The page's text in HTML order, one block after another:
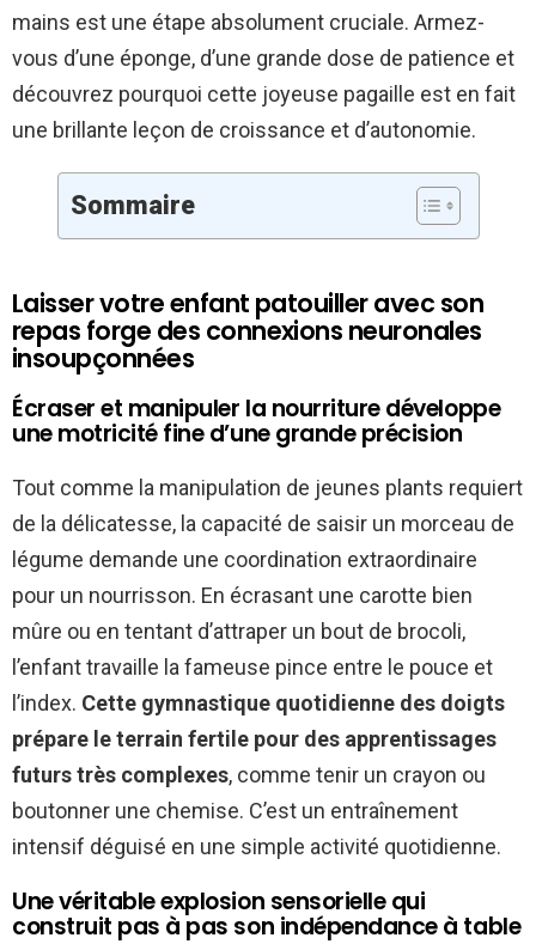
mains est une étape absolument cruciale. Armez-
vous d’une éponge, d’une grande dose de patience et
découvrez pourquoi cette joyeuse pagaille est en fait
une brillante leçon de croissance et d’autonomie.
Sommaire
Laisser votre enfant patouiller avec son
repas forge des connexions neuronales
insoupçonnées
Écraser et manipuler la nourriture développe
une motricité fine d’une grande précision
Tout comme la manipulation de jeunes plants requiert
de la délicatesse, la capacité de saisir un morceau de
légume demande une coordination extraordinaire
pour un nourrisson. En écrasant une carotte bien
mûre ou en tentant d’attraper un bout de brocoli,
l’enfant travaille la fameuse pince entre le pouce et
l’index. Cette gymnastique quotidienne des doigts
prépare le terrain fertile pour des apprentissages
futurs très complexes, comme tenir un crayon ou
boutonner une chemise. C’est un entraînement
intensif déguisé en une simple activité quotidienne.
Une véritable explosion sensorielle qui
construit pas à pas son indépendance à table